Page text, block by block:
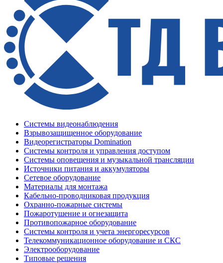
Системы видеонаблюдения
Взрывозащищенное оборудование
Видеорегистраторы Domination
Системы контроля и управления доступом
Системы оповещения и музыкальной трансляции
Источники питания и аккумуляторы
Сетевое оборудование
Материалы для монтажа
Кабельно-проводниковая продукция
Охранно-пожарные системы
Пожаротушение и огнезащита
Противопожарное оборудование
Системы контроля и учета энергоресурсов
Телекоммуникационное оборудование и СКС
Электрооборудование
Типовые решения